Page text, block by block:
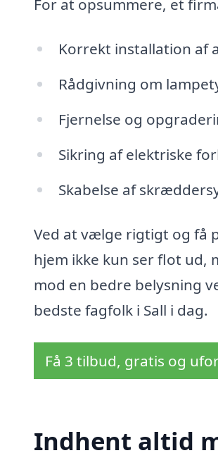
Korrekt installation af
Rådgivning om
Fjernelse og
Sikring af elektriske
Skabelse af
Ved at vælge rigtigt og få
hjem ikke kun ser flot ud,
mod en bedre belysning
bedste fagfolk i Sall i dag.
Få 3 tilbud, gratis og
Indhent altid